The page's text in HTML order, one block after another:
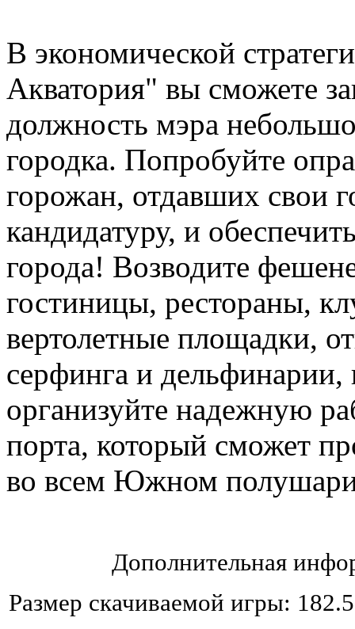
В экономической
Акватория" вы сможете
должность мэра
городка. Попробуйте
горожан, отдавших свои
кандидатуру, и
города! Возводите
гостиницы, рестораны,
вертолетные площадки,
серфинга и дельфинарии,
организуйте надежную
порта, который сможет
во всем Южном
Дополнительная
Размер скачиваемой игры: